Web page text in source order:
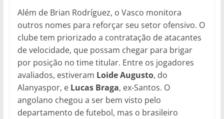
Além de Brian Rodríguez, o Vasco monitora
outros nomes para reforçar seu setor ofensivo. O
clube tem priorizado a contratação de atacantes
de velocidade, que possam chegar para brigar
por posição no time titular. Entre os jogadores
avaliados, estiveram Loide Augusto, do
Alanyaspor, e Lucas Braga, ex-Santos. O
angolano chegou a ser bem visto pelo
departamento de futebol, mas o brasileiro